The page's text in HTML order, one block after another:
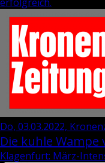
Do, 03.03.2022,
Die kuhle
Klagenfurt: März-